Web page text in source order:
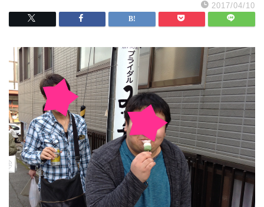
2017/04/10